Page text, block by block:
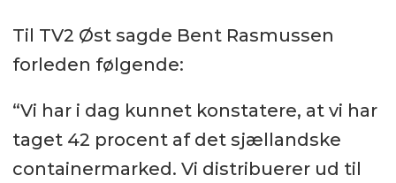
Til TV2 Øst sagde Bent Rasmussen
forleden følgende:
“Vi har i dag kunnet konstatere, at vi har
taget 42 procent af det sjællandske
containermarked. Vi distribuerer ud til